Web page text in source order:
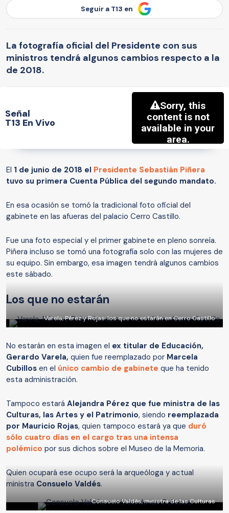
Seguir a T13 en
La fotografía oficial del Presidente con sus
ministros tendrá algunos cambios respecto a la
de 2018.
Señal
T13 En Vivo
El 1 de junio de 2018 el Presidente Sebastián Piñera
tuvo su primera Cuenta Pública del segundo mandato.
En esa ocasión se tomó la tradicional foto oficial del
gabinete en las afueras del palacio Cerro Castillo.
Fue una foto especial y el primer gabinete en pleno sonreía.
Piñera incluso se tomó una fotografía solo con las mujeres de
su equipo. Sin embargo, esa imagen tendrá algunos cambios
este sábado.
Los que no estarán
Varela, Pérez y Rojas: los que no estarán en Cerro Castillo
No estarán en esta imagen el ex titular de Educación,
Gerardo Varela, quien fue reemplazado por Marcela
Cubillos en el único cambio de gabinete que ha tenido
esta administración.
Tampoco estará Alejandra Pérez que fue ministra de las
Culturas, las Artes y el Patrimonio, siendo reemplazada
por Mauricio Rojas, quien tampoco estará ya que duró
sólo cuatro días en el cargo tras una intensa
polémico por sus dichos sobre el Museo de la Memoria.
Quien ocupará ese ocupo será la arqueóloga y actual
ministra Consuelo Valdés.
Consuelo Valdés, ministra de las Culturas